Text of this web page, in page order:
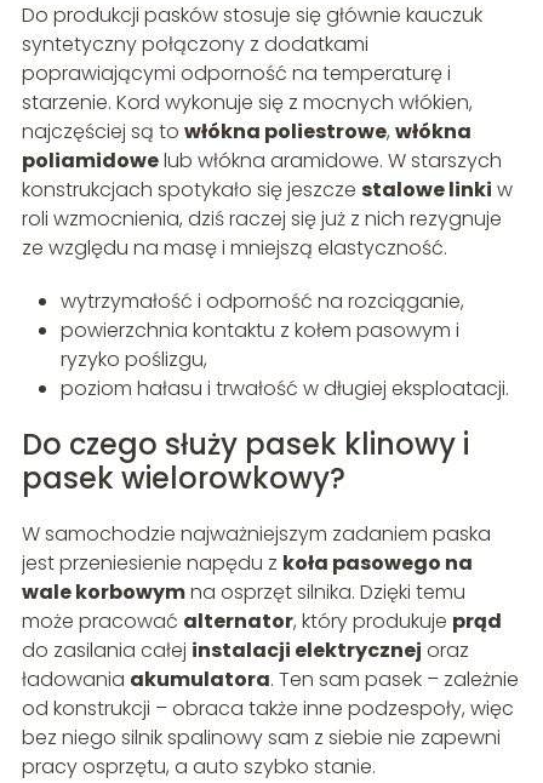
Do produkcji pasków stosuje się głównie kauczuk
syntetyczny połączony z dodatkami
poprawiającymi odporność na temperaturę i
starzenie. Kord wykonuje się z mocnych włókien,
najczęściej są to włókna poliestrowe, włókna
poliamidowelub włókna aramidowe. W starszych
konstrukcjach spotykało się jeszcze stalowe linki w
roli wzmocnienia, dziś raczej się już z nich rezygnuje
ze względu na masę i mniejszą elastyczność.
wytrzymałość i odporność na rozciąganie,
powierzchnia kontaktu z kołem pasowym i
ryzyko poślizgu,
poziom hałasu i trwałość w długiej eksploatacji.
Do czego służy pasek klinowy i
pasek wielorowkowy?
W samochodzie najważniejszym zadaniem paska
jest przeniesienie napędu z koła pasowego na
wale korbowymna osprzęt silnika. Dzięki temu
może pracować alternator, który produkuje prąd
do zasilania całej instalacji elektrycznej oraz
ładowania akumulatora. Ten sam pasek – zależnie
od konstrukcji – obraca także inne podzespoły, więc
bez niego silnik spalinowy sam z siebie nie zapewni
pracy osprzętu, a auto szybko stanie.